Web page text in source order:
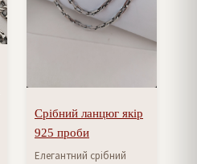
Срібний ланцюг якір
925 проби
Елегантний срібний